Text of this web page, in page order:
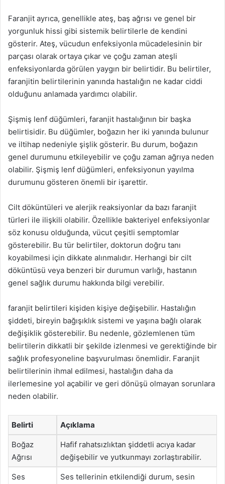
Faranjit ayrıca, genellikle ateş, baş ağrısı ve genel bir
yorgunluk hissi gibi sistemik belirtilerle de kendini
gösterir. Ateş, vücudun enfeksiyonla mücadelesinin bir
parçası olarak ortaya çıkar ve çoğu zaman ateşli
enfeksiyonlarda görülen yaygın bir belirtidir. Bu belirtiler,
faranjitin belirtilerinin yanında hastalığın ne kadar ciddi
olduğunu anlamada yardımcı olabilir.
Şişmiş lenf düğümleri, faranjit hastalığının bir başka
belirtisidir. Bu düğümler, boğazın her iki yanında bulunur
ve iltihap nedeniyle şişlik gösterir. Bu durum, boğazın
genel durumunu etkileyebilir ve çoğu zaman ağrıya neden
olabilir. Şişmiş lenf düğümleri, enfeksiyonun yayılma
durumunu gösteren önemli bir işarettir.
Cilt döküntüleri ve alerjik reaksiyonlar da bazı faranjit
türleri ile ilişkili olabilir. Özellikle bakteriyel enfeksiyonlar
söz konusu olduğunda, vücut çeşitli semptomlar
gösterebilir. Bu tür belirtiler, doktorun doğru tanı
koyabilmesi için dikkate alınmalıdır. Herhangi bir cilt
döküntüsü veya benzeri bir durumun varlığı, hastanın
genel sağlık durumu hakkında bilgi verebilir.
faranjit belirtileri kişiden kişiye değişebilir. Hastalığın
şiddeti, bireyin bağışıklık sistemi ve yaşına bağlı olarak
değişiklik gösterebilir. Bu nedenle, gözlemlenen tüm
belirtilerin dikkatli bir şekilde izlenmesi ve gerektiğinde bir
sağlık profesyoneline başvurulması önemlidir. Faranjit
belirtilerinin ihmal edilmesi, hastalığın daha da
ilerlemesine yol açabilir ve geri dönüşü olmayan sorunlara
neden olabilir.
Belirti Açıklama
Boğaz
Ağrısı
Hafif rahatsızlıktan şiddetli acıya kadar
değişebilir ve yutkunmayı zorlaştırabilir.
Ses
Ses tellerinin etkilendiği durum, sesin